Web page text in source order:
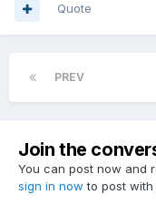
Quote
PREV
Join the
You can post now and
sign in now to post